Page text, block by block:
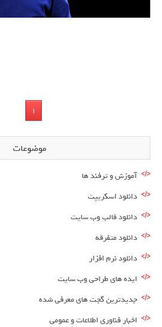
1
موضوعات
آموزش و ترفند ها
دانلود اسکریپت
دانلود قالب وب سایت
دانلود متفرقه
دانلود نرم افزار
ایده های طراحی وب سایت
جدیدترین گجت های معرفی شده
اخبار فناوری اطلاعات و عمومی